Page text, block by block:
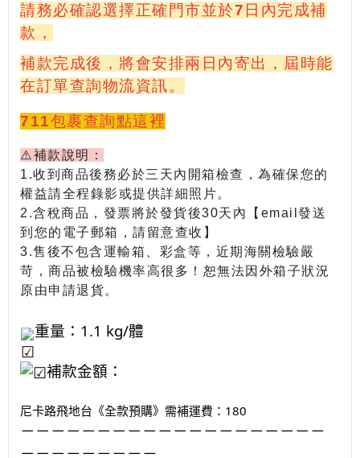
請務必確認選擇正確門市並於7日內完成補
款，
補款完成後，將會安排兩日內寄出，屆時能
在訂單查詢物流資訊。
711包裹查詢點這裡
⚠️補款說明：
1.收到商品後務必於三天內開箱檢查，為確保您的
權益請全程錄影或提供詳細照片。
2.含稅商品，發票將於發貨後30天內【email發送
到您的電子郵箱，請留意查收】
3.售後不包含運輸箱、彩盒等 ，近期海關檢驗嚴
苛，商品被檢驗機率高很多！恕無法因外箱子狀況
原由申請退貨。
重量：1.1 kg/體
補款金額：
尼卡路飛地台《全款預購》需補運費：180
－－－－ －－－－－－－－－－－－－－－－
－－－－－－－－－